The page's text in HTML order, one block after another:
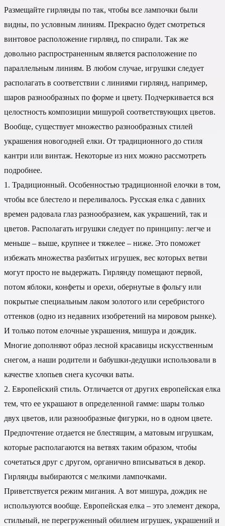
Размещайте гирлянды по так, чтобы все лампочки были
видны, по условным линиям. Прекрасно будет смотреться
винтовое расположение гирлянд, по спирали. Так же
довольно распространенным является расположение по
параллельным линиям. В любом случае, игрушки следует
располагать в соответствии с линиями гирлянд, например,
шаров разнообразных по форме и цвету. Подчеркивается вся
целостность композиции мишурой соответствующих цветов.
Вообще, существует множество разнообразных стилей
украшения новогодней елки. От традиционного до стиля
кантри или винтаж. Некоторые из них можно рассмотреть
подробнее.
1. Традиционный. Особенностью традиционной елочки в том,
чтобы все блестело и переливалось. Русская елка с давних
времен радовала глаз разнообразием, как украшений, так и
цветов. Располагать игрушки следует по принципу: легче и
меньше – выше, крупнее и тяжелее – ниже. Это поможет
избежать множества разбитых игрушек, вес которых ветви
могут просто не выдержать. Гирлянду помещают первой,
потом яблоки, конфеты и орехи, обернутые в фольгу или
покрытые специальным лаком золотого или серебристого
оттенков (одно из недавних изобретений на мировом рынке).
И только потом елочные украшения, мишура и дождик.
Многие дополняют образ лесной красавицы искусственным
снегом, а наши родители и бабушки-дедушки использовали в
качестве хлопьев снега кусочки ваты.
2. Европейский стиль. Отличается от других европейская елка
тем, что ее украшают в определенной гамме: шары только
двух цветов, или разнообразные фигурки, но в одном цвете.
Предпочтение отдается не блестящим, а матовым игрушкам,
которые располагаются на ветвях таким образом, чтобы
сочетаться друг с другом, органично вписываться в декор.
Гирлянды выбираются с мелкими лампочками.
Приветствуется режим мигания. А вот мишура, дождик не
используются вообще. Европейская елка – это элемент декора,
стильный, не перегруженный обилием игрушек, украшений и